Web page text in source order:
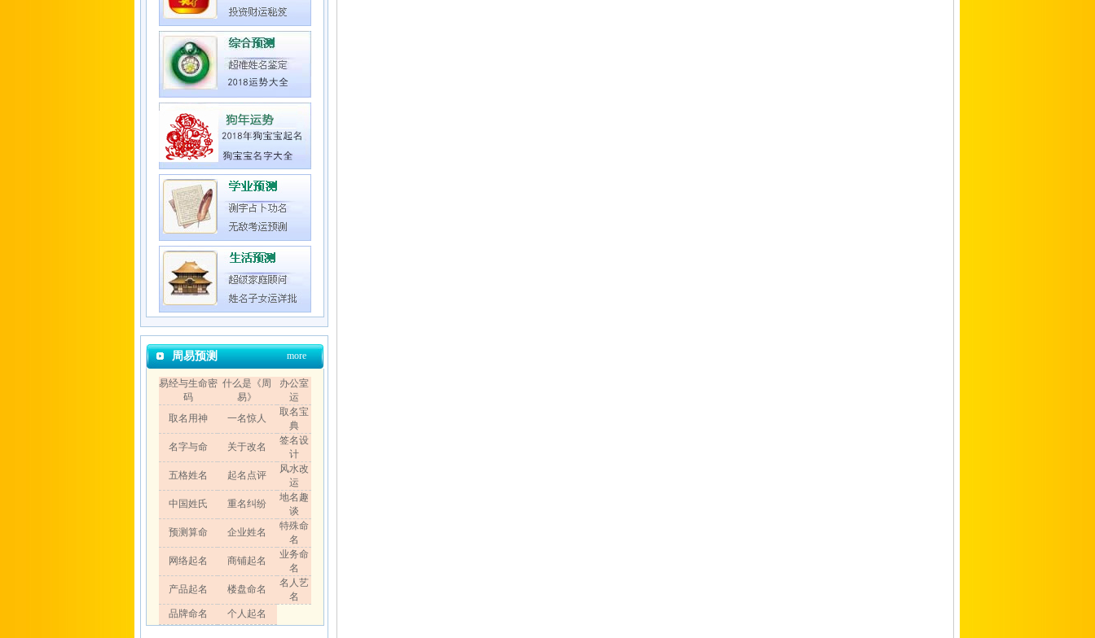
周易预测 more
易经与生命密
码
什么是《周
易》
办公室
运
取名用神
一名惊人
取名宝
典
名字与命
关于改名
签名设
计
五格姓名
起名点评
风水改
运
中国姓氏
重名纠纷
地名趣
谈
预测算命
企业姓名
特殊命
名
网络起名
商铺起名
业务命
名
产品起名
楼盘命名
名人艺
名
品牌命名
个人起名